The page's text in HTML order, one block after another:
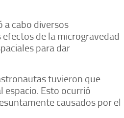
a cabo diversos
de la microgravedad
para dar
tuvieron que
espacio. Esto ocurrió
causados por el